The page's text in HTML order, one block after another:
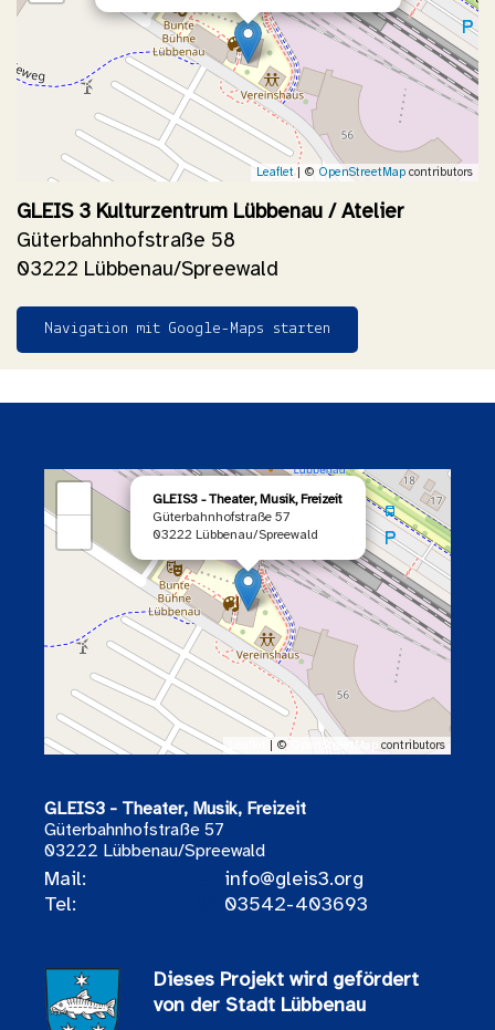
Leaflet| © OpenStreetMap contributors
GLEIS 3 Kulturzentrum Lübbenau / Atelier
Güterbahnhofstraße 58
03222 Lübbenau/Spreewald
Navigation mit Google-Maps starten
GLEIS3 - Theater, Musik, Freizeit
Güterbahnhofstraße 57
03222 Lübbenau/Spreewald
| © contributors
GLEIS3 - Theater, Musik, Freizeit
Güterbahnhofstraße 57
03222 Lübbenau/Spreewald
Mail:
info@gleis3.org
Tel:
03542-403693
Dieses Projekt wird gefördert
von der Stadt Lübbenau